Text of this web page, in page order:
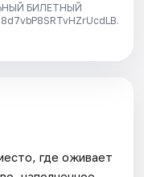
БИЛЕТНЫЙ
где оживает